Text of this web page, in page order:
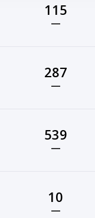
115
—
287
—
539
—
10
—